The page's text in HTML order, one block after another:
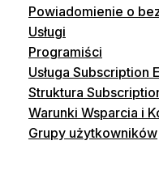
Powiadomienie o
Usługi
Programiści
Usługa Subscription
Struktura
Warunki Wsparcia i
Grupy użytkowników